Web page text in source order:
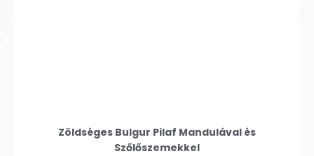
Zöldséges Bulgur Pilaf Mandulával és
Szőlőszemekkel